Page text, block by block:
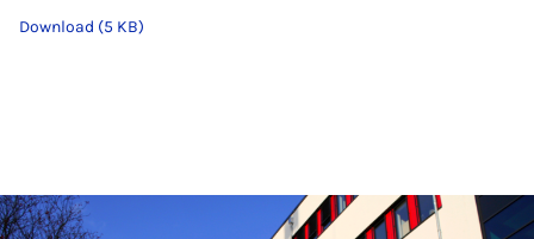
Download (5 KB)